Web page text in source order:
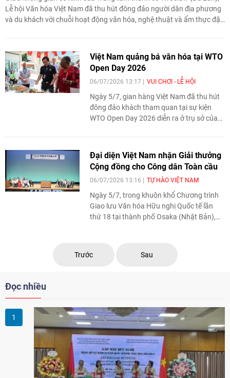
Lễ hội Văn hóa Việt Nam đã thu hút đông đảo người dân địa phương
và du khách với chuỗi hoạt động văn hóa, nghệ thuật và ẩm thực đặc
Việt Nam quảng bá văn hóa tại WTO
Open Day 2026
06/07/2026 13:17 VUI CHƠI - LỄ HỘI
Ngày 5/7, gian hàng Việt Nam đã thu hút
đông đảo khách tham quan tại sự kiện
WTO Open Day 2026 diễn ra ở trụ sở của
hóa và hình ảnh đất nước tới bạn bè quốc
tế.
Đại diện Việt Nam nhận Giải thưởng
Cộng đồng cho Công dân Toàn cầu
06/07/2026 13:16 TỰ HÀO VIỆT NAM
Ngày 5/7, trong khuôn khổ Chương trình
Giao lưu Văn hóa Hữu nghị Quốc tế lần
thứ 18 tại thành phố Osaka (Nhật Bản),
thưởng "Cộng đồng cho Công dân Toàn
Trước Sau
Đọc nhiều